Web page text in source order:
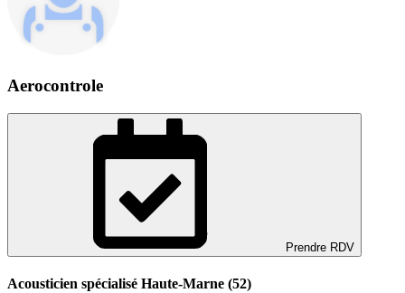
Aerocontrole
Prendre RDV
Acousticien spécialisé Haute-Marne (52)